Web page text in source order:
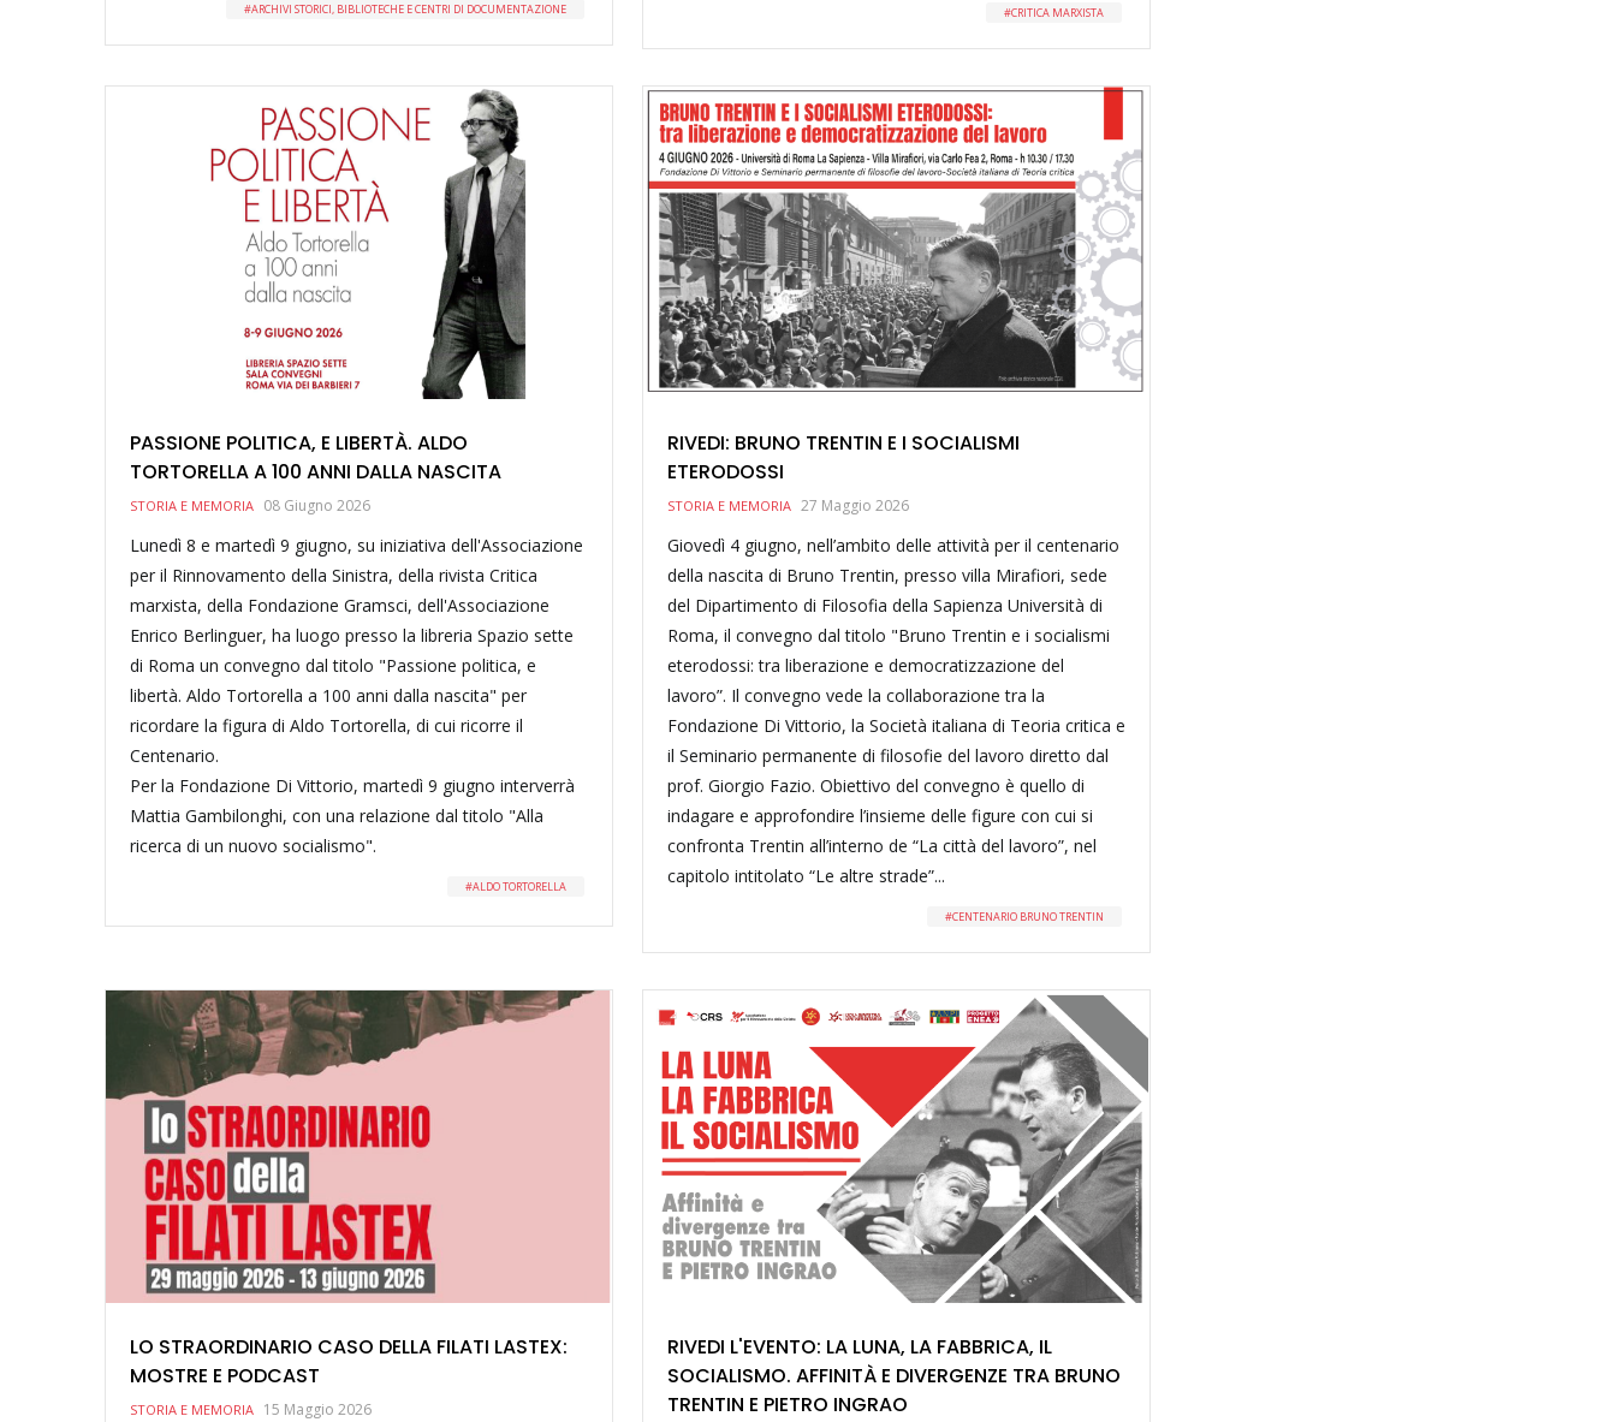
ARCHIVI STORICI, BIBLIOTECHE E CENTRI DI DOCUMENTAZIONE
CRITICA MARXISTA
PASSIONE POLITICA, E LIBERTÀ. ALDO
TORTORELLA A 100 ANNI DALLA NASCITA
STORIA E MEMORIA 08 Giugno 2026
Lunedì 8 e martedì 9 giugno, su iniziativa dell'Associazione
per il Rinnovamento della Sinistra, della rivista Critica
marxista, della Fondazione Gramsci, dell'Associazione
Enrico Berlinguer, ha luogo presso la libreria Spazio sette
di Roma un convegno dal titolo "Passione politica, e
libertà. Aldo Tortorella a 100 anni dalla nascita" per
ricordare la figura di Aldo Tortorella, di cui ricorre il
Centenario.
Per la Fondazione Di Vittorio, martedì 9 giugno interverrà
Mattia Gambilonghi, con una relazione dal titolo "Alla
ricerca di un nuovo socialismo".
ALDO TORTORELLA
RIVEDI: BRUNO TRENTIN E I SOCIALISMI
ETERODOSSI
STORIA E MEMORIA 27 Maggio 2026
Giovedì 4 giugno, nell’ambito delle attività per il centenario
della nascita di Bruno Trentin, presso villa Mirafiori, sede
del Dipartimento di Filosofia della Sapienza Università di
Roma, il convegno dal titolo "Bruno Trentin e i socialismi
eterodossi: tra liberazione e democratizzazione del
lavoro”. Il convegno vede la collaborazione tra la
Fondazione Di Vittorio, la Società italiana di Teoria critica e
il Seminario permanente di filosofie del lavoro diretto dal
prof. Giorgio Fazio. Obiettivo del convegno è quello di
indagare e approfondire l’insieme delle figure con cui si
confronta Trentin all’interno de “La città del lavoro”, nel
capitolo intitolato “Le altre strade”...
CENTENARIO BRUNO TRENTIN
LO STRAORDINARIO CASO DELLA FILATI LASTEX:
MOSTRE E PODCAST
STORIA E MEMORIA 15 Maggio 2026
RIVEDI L'EVENTO: LA LUNA, LA FABBRICA, IL
SOCIALISMO. AFFINITÀ E DIVERGENZE TRA BRUNO
TRENTIN E PIETRO INGRAO